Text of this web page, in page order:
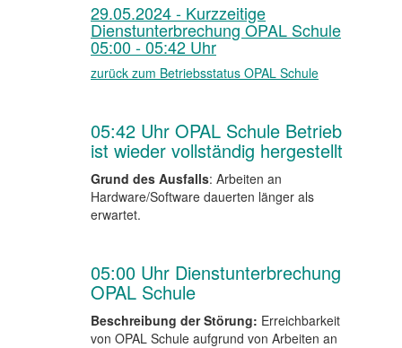
29.05.2024 - Kurzzeitige
Dienstunterbrechung OPAL Schule
05:00 - 05:42 Uhr
zurück zum Betriebsstatus OPAL Schule
05:42 Uhr OPAL Schule Betrieb
ist wieder vollständig hergestellt
Grund des Ausfalls: Arbeiten an
Hardware/Software dauerten länger als
erwartet.
05:00 Uhr Dienstunterbrechung
OPAL Schule
Beschreibung der Störung: Erreichbarkeit
von OPAL Schule aufgrund von Arbeiten an